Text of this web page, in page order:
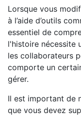
Lorsque vous
à l’aide d’outils
essentiel de
l'histoire nécessite
les collaborateurs
comporte un
gérer.
Il est important de
que vous devez